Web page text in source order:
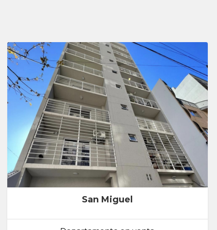
San Miguel